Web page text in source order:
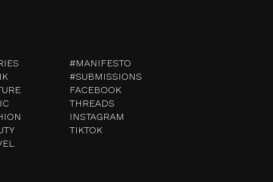
#MANIFESTO
#SUBMISSIONS
FACEBOOK
THREADS
INSTAGRAM
TIKTOK